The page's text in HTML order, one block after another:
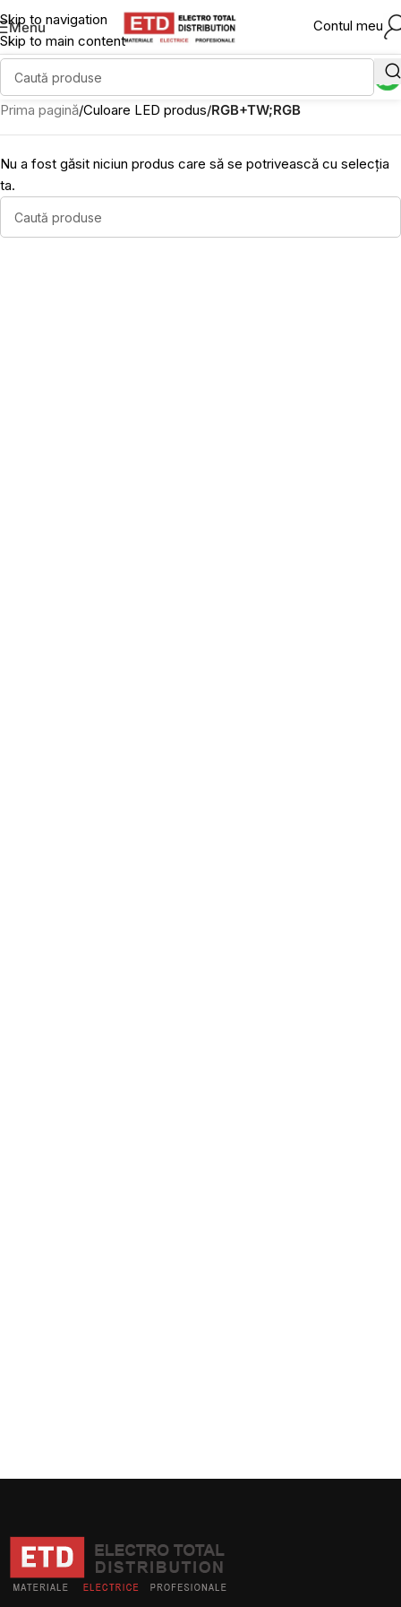
Skip to navigation
Skip to main content
Menu Contul meu
Prima pagină/Culoare LED produs/RGB+TW;RGB
Nu a fost găsit niciun produs care să se potrivească cu selecția
ta.